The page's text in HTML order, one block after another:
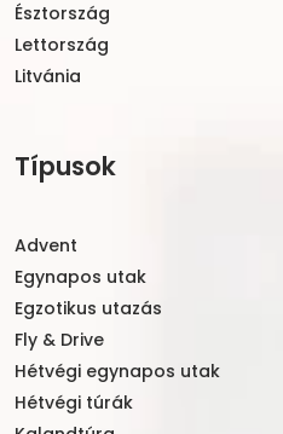
Észtország
Lettország
Litvánia
Típusok
Advent
Egynapos utak
Egzotikus utazás
Fly & Drive
Hétvégi egynapos utak
Hétvégi túrák